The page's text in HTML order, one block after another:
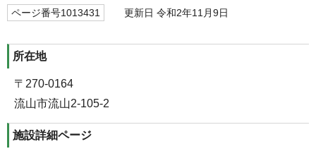
ページ番号1013431 更新日 令和2年11月9日
所在地
〒270-0164
流山市流山2-105-2
施設詳細ページ